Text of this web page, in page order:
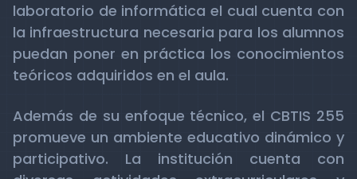
laboratorio de informática el cual cuenta con
la infraestructura necesaria para los alumnos
puedan poner en práctica los conocimientos
teóricos adquiridos en el aula.
Además de su enfoque técnico, el CBTIS 255
promueve un ambiente educativo dinámico y
participativo. La institución cuenta con